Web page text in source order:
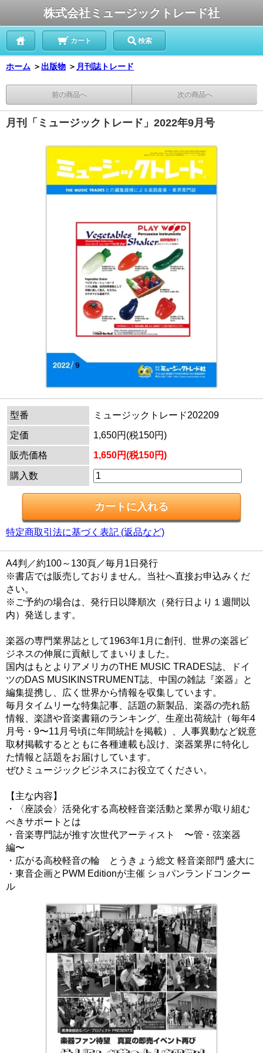
株式会社ミュージックトレード社
カート 検索
ホーム ＞ 出版物 ＞ 月刊誌トレード
前の商品へ 次の商品へ
月刊「ミュージックトレード」2022年9月号
型番
ミュージックトレード202209
定価
1,650円(税150円)
販売価格
1,650円(税150円)
購入数
特定商取引法に基づく表記 (返品など)
A4判／約100～130頁／毎月1日発行
※書店では販売しておりません。当社へ直接お申込みくだ
さい。
※ご予約の場合は、発行日以降順次（発行日より１週間以
内）発送します。
楽器の専門業界誌として1963年1月に創刊、世界の楽器ビ
ジネスの伸展に貢献してまいりました。
国内はもとよりアメリカのTHE MUSIC TRADES誌、ドイ
ツのDAS MUSIKINSTRUMENT誌、中国の雑誌『楽器』と
編集提携し、広く世界から情報を収集しています。
毎月タイムリーな特集記事、話題の新製品、楽器の売れ筋
情報、楽譜や音楽書籍のランキング、生産出荷統計（毎年4
月号・9〜11月号頃に年間統計を掲載）、人事異動など鋭意
取材掲載するとともに各種連載も設け、楽器業界に特化し
た情報と話題をお届けしています。
ぜひミュージックビジネスにお役立てください。
【主な内容】
・〈座談会〉活発化する高校軽音楽活動と業界が取り組む
べきサポートとは
・音楽専門誌が推す次世代アーティスト 〜管・弦楽器
編〜
・広がる高校軽音の輪 とうきょう総文 軽音楽部門 盛大に
・東音企画とPWM Editionが主催 ショパンランドコンクー
ル